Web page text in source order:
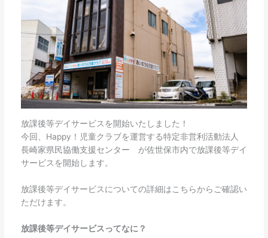
放課後等デイサービスを開始いたしました！
今回、Happy！児童クラブを運営する特定非営利活動法人
長崎家県民協働支援センター が佐世保市内で放課後等デイ
サービスを開始します。
放課後等デイサービスについての詳細はこちらからご確認い
ただけます。
放課後等デイサービスってなに？